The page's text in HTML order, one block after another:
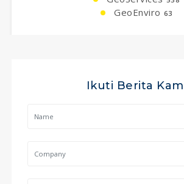
GeoEnviro 63
Ikuti Berita